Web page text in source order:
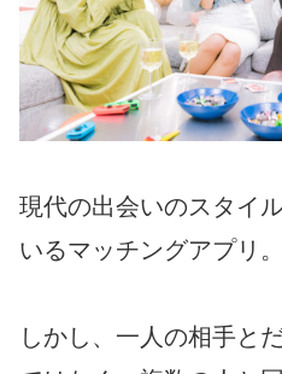
現代の出会いのスタイ
いるマッチングアプリ。
しかし、一人の相手と